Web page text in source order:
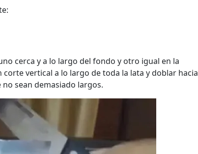
cerca y a lo largo del fondo y otro igual en la
vertical a lo largo de toda la lata y doblar hacia
sean demasiado largos.